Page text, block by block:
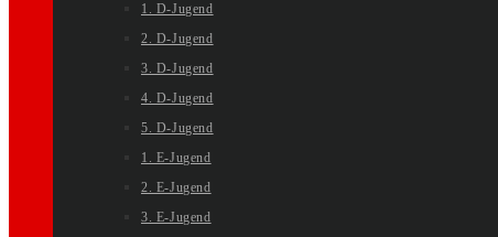
1. D-Jugend
2. D-Jugend
3. D-Jugend
4. D-Jugend
5. D-Jugend
1. E-Jugend
2. E-Jugend
3. E-Jugend